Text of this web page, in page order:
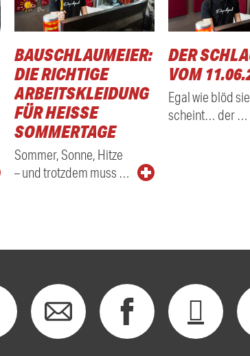
BAUSCHLAUMEIER:
DIE RICHTIGE
ARBEITSKLEIDUNG
FÜR HEISSE S
OMMERTAGE
Sommer, Sonne, Hitze
– und trotzdem muss …
DER
VOM
Egal wie blöd sie
scheint… der …